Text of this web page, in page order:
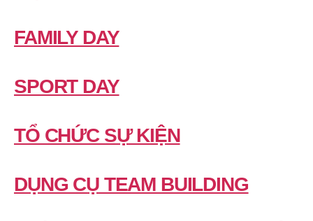
FAMILY DAY
SPORT DAY
TỔ CHỨC SỰ KIỆN
DỤNG CỤ TEAM BUILDING